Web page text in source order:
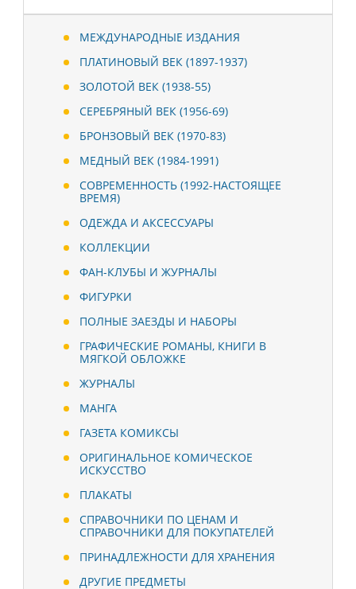
МЕЖДУНАРОДНЫЕ ИЗДАНИЯ
ПЛАТИНОВЫЙ ВЕК (1897-1937)
ЗОЛОТОЙ ВЕК (1938-55)
СЕРЕБРЯНЫЙ ВЕК (1956-69)
БРОНЗОВЫЙ ВЕК (1970-83)
МЕДНЫЙ ВЕК (1984-1991)
СОВРЕМЕННОСТЬ (1992-НАСТОЯЩЕЕ
ВРЕМЯ)
ОДЕЖДА И АКСЕССУАРЫ
КОЛЛЕКЦИИ
ФАН-КЛУБЫ И ЖУРНАЛЫ
ФИГУРКИ
ПОЛНЫЕ ЗАЕЗДЫ И НАБОРЫ
ГРАФИЧЕСКИЕ РОМАНЫ, КНИГИ В
МЯГКОЙ ОБЛОЖКЕ
ЖУРНАЛЫ
МАНГА
ГАЗЕТА КОМИКСЫ
ОРИГИНАЛЬНОЕ КОМИЧЕСКОЕ
ИСКУССТВО
ПЛАКАТЫ
СПРАВОЧНИКИ ПО ЦЕНАМ И
СПРАВОЧНИКИ ДЛЯ ПОКУПАТЕЛЕЙ
ПРИНАДЛЕЖНОСТИ ДЛЯ ХРАНЕНИЯ
ДРУГИЕ ПРЕДМЕТЫ